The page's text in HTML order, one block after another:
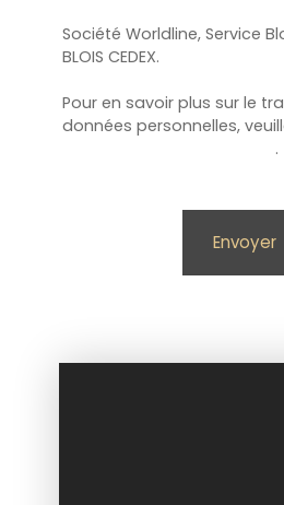
Société Worldline, Service
BLOIS CEDEX.
Pour en savoir plus sur le
données personnelles,
.
Envoyer